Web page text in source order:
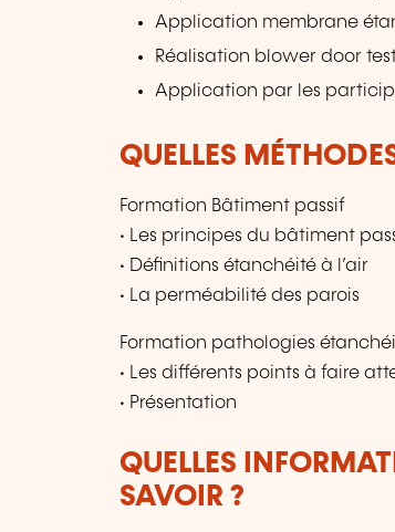
Application membrane
Réalisation blower door
Application par les
QUELLES
Formation Bâtiment passif
• Les principes du bâtiment
• Définitions étanchéité à l’air
• La perméabilité des parois
Formation pathologies
• Les différents points à faire
• Présentation
QUELLES
SAVOIR ?